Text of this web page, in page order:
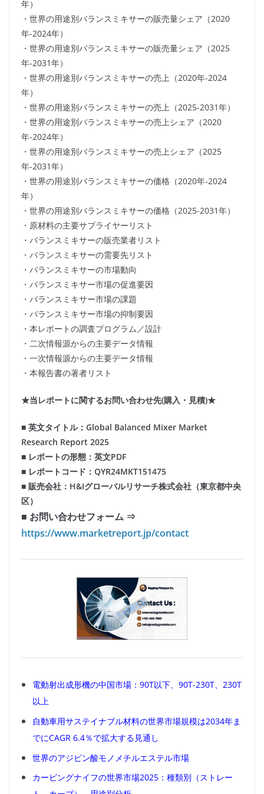
年）
・世界の用途別バランスミキサーの販売量シェア（2020
年-2024年）
・世界の用途別バランスミキサーの販売量シェア（2025
年-2031年）
・世界の用途別バランスミキサーの売上（2020年-2024
年）
・世界の用途別バランスミキサーの売上（2025-2031年）
・世界の用途別バランスミキサーの売上シェア（2020
年-2024年）
・世界の用途別バランスミキサーの売上シェア（2025
年-2031年）
・世界の用途別バランスミキサーの価格（2020年-2024
年）
・世界の用途別バランスミキサーの価格（2025-2031年）
・原材料の主要サプライヤーリスト
・バランスミキサーの販売業者リスト
・バランスミキサーの需要先リスト
・バランスミキサーの市場動向
・バランスミキサー市場の促進要因
・バランスミキサー市場の課題
・バランスミキサー市場の抑制要因
・本レポートの調査プログラム／設計
・二次情報源からの主要データ情報
・一次情報源からの主要データ情報
・本報告書の著者リスト
★当レポートに関するお問い合わせ先(購入・見積)★
■ 英文タイトル：Global Balanced Mixer Market
Research Report 2025
■ レポートの形態：英文PDF
■ レポートコード：QYR24MKT151475
■ 販売会社：H&Iグローバルリサーチ株式会社（東京都中央
区）
■ お問い合わせフォーム ⇒
https://www.marketreport.jp/contact
電動射出成形機の中国市場：90T以下、90T-230T、230T
以上
自動車用サステイナブル材料の世界市場規模は2034年ま
でにCAGR 6.4％で拡大する見通し
世界のアジピン酸モノメチルエステル市場
カービングナイフの世界市場2025：種類別（ストレー